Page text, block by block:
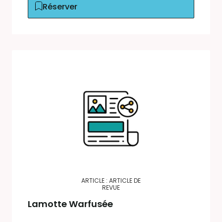
Réserver
ARTICLE : ARTICLE DE
REVUE
Lamotte Warfusée